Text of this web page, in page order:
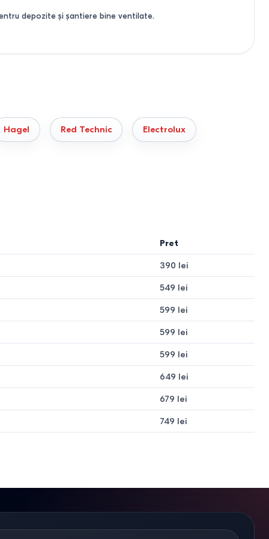
depozite și șantiere bine ventilate.
kW) pentru 150–500 m².
și șantiere.
Hagel Red Technic Electrolux
Pret
390 lei
549 lei
599 lei
599 lei
599 lei
649 lei
679 lei
749 lei